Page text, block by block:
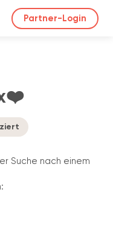
Partner-Login
Suche nach einem